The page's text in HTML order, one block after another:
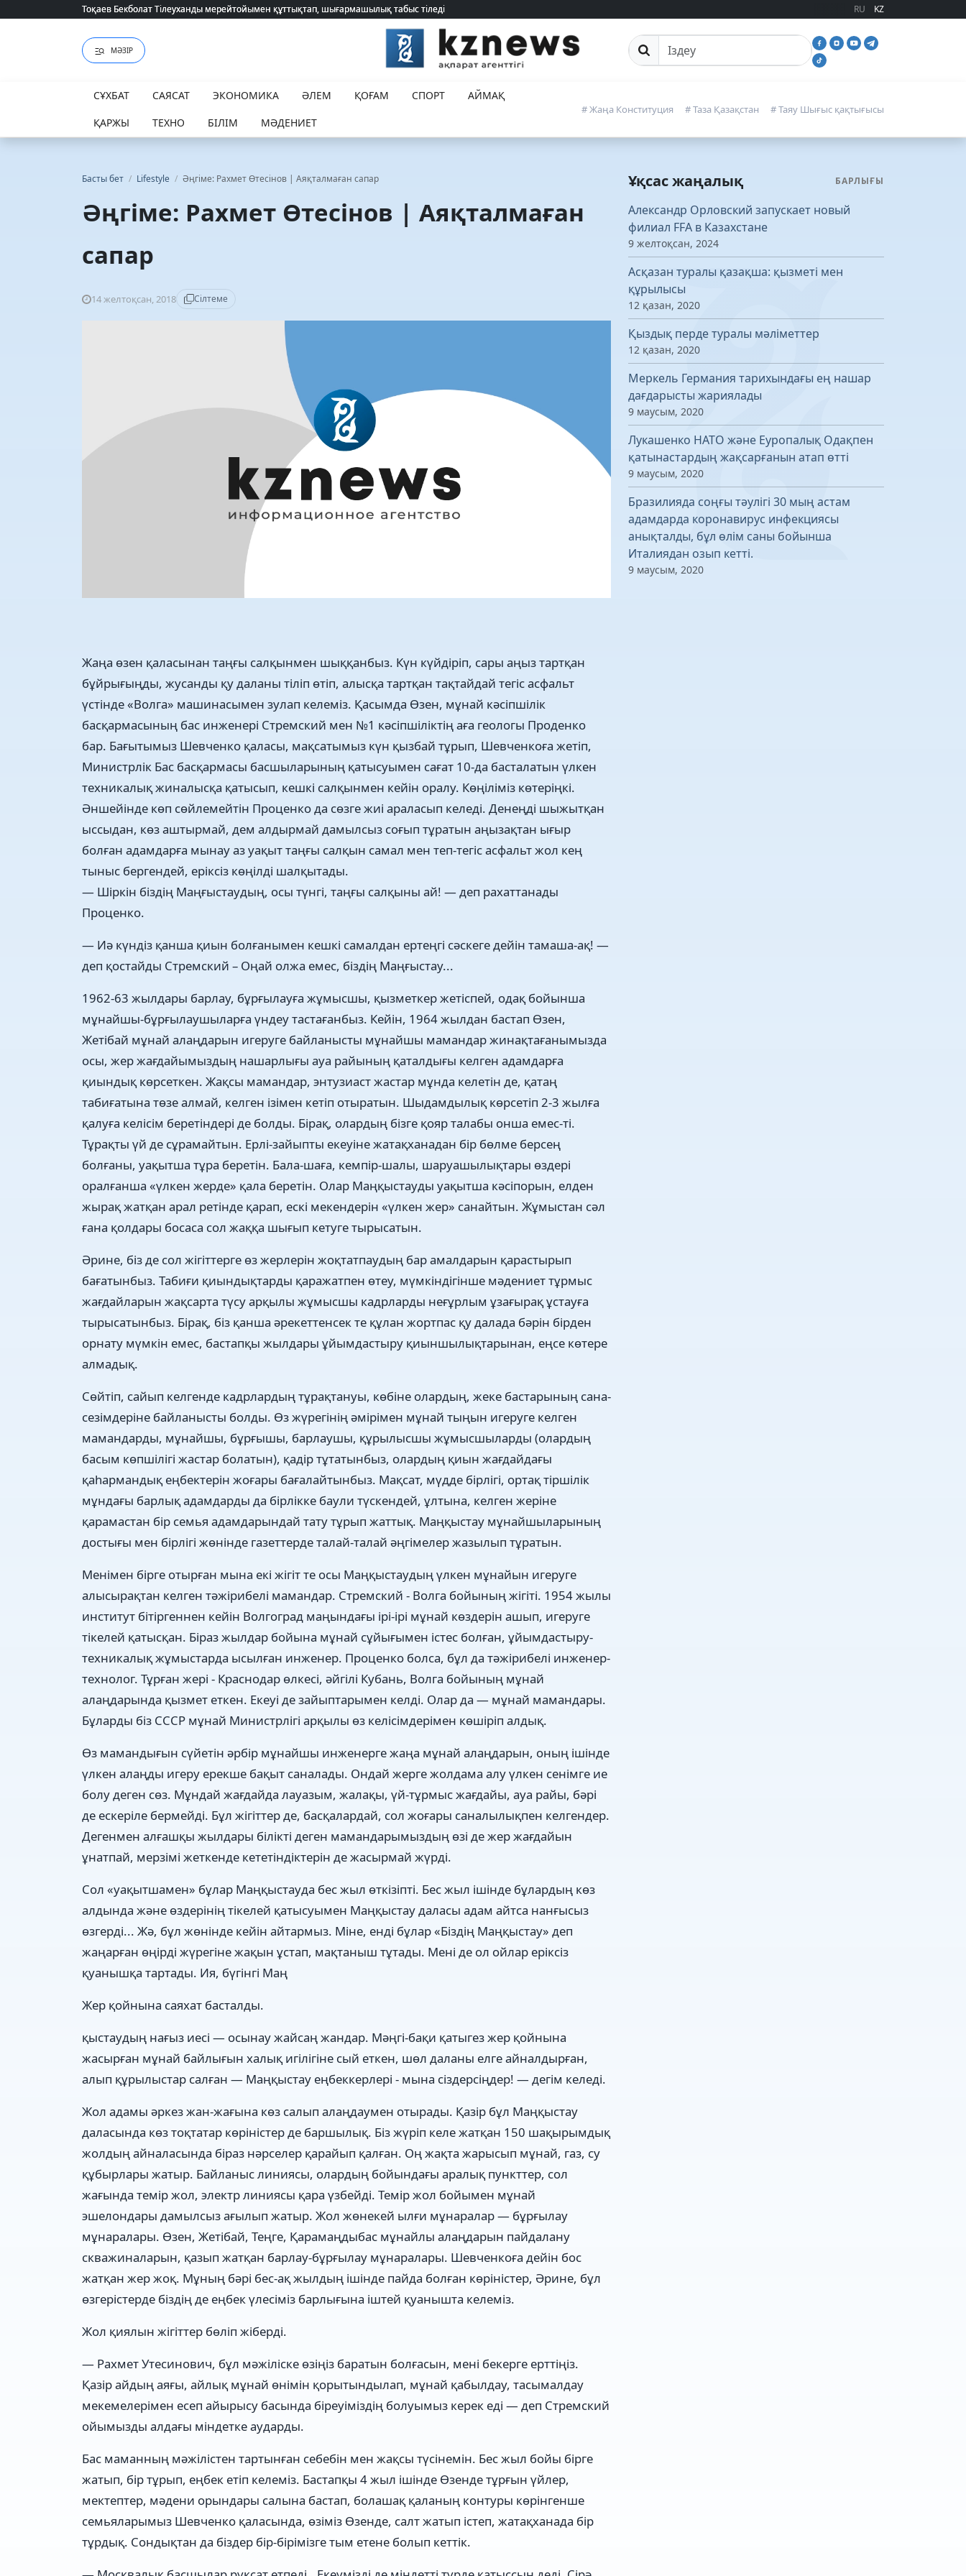
Тоқаев Бекболат Тілеуханды мерейтойымен құттықтап, шығармашылық табыс тіледі
Тоқаев Бекболат Тілеуханды мерейтойымен құттықтап, шығармашылық табыс тіледі RU KZ
МӘЗІР Сайттан іздеу
СҰХБАТ САЯСАТ ЭКОНОМИКА ӘЛЕМ ҚОҒАМ СПОРТ
АЙМАҚ
ҚАРЖЫ
ТЕХНО БІЛІМ МӘДЕНИЕТ
# Жаңа Конституция # Таза Қазақстан # Таяу Шығыс қақтығысы
Басты бет / Lifestyle / Әңгіме: Рахмет Өтесінов | Аяқталмаған сапар
Әңгіме: Рахмет Өтесінов | Аяқталмаған
сапар
14 желтоқсан, 2018 Сілтеме
Жаңа өзен қаласынан таңғы салқынмен шыққанбыз. Күн күйдіріп, сары аңыз тартқан
бұйрығыңды, жусанды қу даланы тіліп өтіп, алысқа тартқан тақтайдай тегіс асфальт
үстінде «Волга» машинасымен зулап келеміз. Қасымда Өзен, мұнай кәсіпшілік
басқармасының бас инженері Стремский мен №1 кәсіпшіліктің аға геологы Проденко
бар. Бағытымыз Шевченко қаласы, мақсатымыз күн қызбай тұрып, Шевченкоға жетіп,
Министрлік Бас басқармасы басшыларының қатысуымен сағат 10-да басталатын үлкен
техникалық жиналысқа қатысып, кешкі салқынмен кейін оралу. Көңіліміз көтеріңкі.
Әншейінде көп сөйлемейтін Проценко да сөзге жиі араласып келеді. Денеңді шыжытқан
ыссыдан, көз аштырмай, дем алдырмай дамылсыз соғып тұратын аңызақтан ығыр
болған адамдарға мынау аз уақыт таңғы салқын самал мен теп-тегіс асфальт жол кең
тыныс бергендей, еріксіз көңілді шалқытады.
— Шіркін біздің Маңғыстаудың, осы түнгі, таңғы салқыны ай! — деп рахаттанады
Проценко.
— Иә күндіз қанша қиын болғанымен кешкі самалдан ертеңгі сәскеге дейін тамаша-ақ! —
деп қостайды Стремский – Оңай олжа емес, біздің Маңғыстау...
1962-63 жылдары барлау, бұрғылауға жұмысшы, қызметкер жетіспей, одақ бойынша
мұнайшы-бұрғылаушыларға үндеу тастағанбыз. Кейін, 1964 жылдан бастап Өзен,
Жетібай мұнай алаңдарын игеруге байланысты мұнайшы мамандар жинақтағанымызда
осы, жер жағдайымыздың нашарлығы ауа райының қаталдығы келген адамдарға
қиындық көрсеткен. Жақсы мамандар, энтузиаст жастар мұнда келетін де, қатаң
табиғатына төзе алмай, келген ізімен кетіп отыратын. Шыдамдылық көрсетіп 2-3 жылға
қалуға келісім беретіндері де болды. Бірақ, олардың бізге қояр талабы онша емес-ті.
Тұрақты үй де сұрамайтын. Ерлі-зайыпты екеуіне жатақханадан бір бөлме берсең
болғаны, уақытша тұра беретін. Бала-шаға, кемпір-шалы, шаруашылықтары өздері
оралғанша «үлкен жерде» қала беретін. Олар Маңқыстауды уақытша кәсіпорын, елден
жырақ жатқан арал ретінде қарап, ескі мекендерін «үлкен жер» санайтын. Жұмыстан сәл
ғана қолдары босаса сол жаққа шығып кетуге тырысатын.
Әрине, біз де сол жігіттерге өз жерлерін жоқтатпаудың бар амалдарын қарастырып
бағатынбыз. Табиғи қиындықтарды қаражатпен өтеу, мүмкіндігінше мәдениет тұрмыс
жағдайларын жақсарта түсу арқылы жұмысшы кадрларды неғұрлым ұзағырақ ұстауға
тырысатынбыз. Бірақ, біз қанша әрекеттенсек те құлан жортпас қу далада бәрін бірден
орнату мүмкін емес, бастапқы жылдары ұйымдастыру қиыншылықтарынан, еңсе көтере
алмадық.
Сөйтіп, сайып келгенде кадрлардың тұрақтануы, көбіне олардың, жеке бастарының сана-
сезімдеріне байланысты болды. Өз жүрегінің әмірімен мұнай тыңын игеруге келген
мамандарды, мұнайшы, бұрғышы, барлаушы, құрылысшы жұмысшыларды (олардың
басым көпшілігі жастар болатын), қадір тұтатынбыз, олардың қиын жағдайдағы
қаһармандық еңбектерін жоғары бағалайтынбыз. Мақсат, мүдде бірлігі, ортақ тіршілік
мұндағы барлық адамдарды да бірлікке баули түскендей, ұлтына, келген жеріне
қарамастан бір семья адамдарындай тату тұрып жаттық. Маңқыстау мұнайшыларының
достығы мен бірлігі жөнінде газеттерде талай-талай әңгімелер жазылып тұратын.
Менімен бірге отырған мына екі жігіт те осы Маңқыстаудың үлкен мұнайын игеруге
алысырақтан келген тәжірибелі мамандар. Стремский - Волга бойының жігіті. 1954 жылы
институт бітіргеннен кейін Волгоград маңындағы ірі-ірі мұнай көздерін ашып, игеруге
тікелей қатысқан. Біраз жылдар бойына мұнай сұйығымен істес болған, ұйымдастыру-
техникалық жұмыстарда ысылған инженер. Проценко болса, бұл да тәжірибелі инженер-
технолог. Тұрған жері - Краснодар өлкесі, әйгілі Кубань, Волга бойының мұнай
алаңдарында қызмет еткен. Екеуі де зайыптарымен келді. Олар да — мұнай мамандары.
Бұларды біз СССР мұнай Министрлігі арқылы өз келісімдерімен көшіріп алдық.
Өз мамандығын сүйетін әрбір мұнайшы инженерге жаңа мұнай алаңдарын, оның ішінде
үлкен алаңды игеру ерекше бақыт саналады. Ондай жерге жолдама алу үлкен сенімге ие
болу деген сөз. Мұндай жағдайда лауазым, жалақы, үй-тұрмыс жағдайы, ауа райы, бәрі
де ескеріле бермейді. Бұл жігіттер де, басқалардай, сол жоғары саналылықпен келгендер.
Дегенмен алғашқы жылдары білікті деген мамандарымыздың өзі де жер жағдайын
ұнатпай, мерзімі жеткенде кететіндіктерін де жасырмай жүрді.
Сол «уақытшамен» бұлар Маңқыстауда бес жыл өткізіпті. Бес жыл ішінде бұлардың көз
алдында және өздерінің тікелей қатысуымен Маңқыстау даласы адам айтса нанғысыз
өзгерді... Жә, бұл жөнінде кейін айтармыз. Міне, енді бұлар «Біздің Маңқыстау» деп
жаңарған өңірді жүрегіне жақын ұстап, мақтаныш тұтады. Мені де ол ойлар еріксіз
қуанышқа тартады. Ия, бүгінгі Маң
Жер қойнына саяхат басталды.
қыстаудың нағыз иесі — осынау жайсаң жандар. Мәңгі-бақи қатыгез жер қойнына
жасырған мұнай байлығын халық игілігіне сый еткен, шөл даланы елге айналдырған,
алып құрылыстар салған — Маңқыстау еңбеккерлері - мына сіздерсіңдер! — дегім келеді.
Жол адамы әркез жан-жағына көз салып алаңдаумен отырады. Қазір бұл Маңқыстау
даласында көз тоқтатар көріністер де баршылық. Біз жүріп келе жатқан 150 шақырымдық
жолдың айналасында біраз нәрселер қарайып қалған. Оң жақта жарысып мұнай, газ, су
құбырлары жатыр. Байланыс линиясы, олардың бойындағы аралық пункттер, сол
жағында темір жол, электр линиясы қара үзбейді. Темір жол бойымен мұнай
эшелондары дамылсыз ағылып жатыр. Жол жөнекей ылғи мұнаралар — бұрғылау
мұнаралары. Өзен, Жетібай, Теңге, Қарамаңдыбас мұнайлы алаңдарын пайдалану
скважиналарын, қазып жатқан барлау-бұрғылау мұнаралары. Шевченкоғa дейін бос
жатқан жер жоқ. Мұның бәрі бес-ақ жылдың ішінде пайда болған көріністер, Әрине, бұл
өзгерістерде біздің де еңбек үлесіміз барлығына іштей қуанышта келеміз.
Жол қиялын жігіттер бөліп жіберді.
— Рахмет Утесинович, бұл мәжіліске өзіңіз баратын болғасын, мені бекерге ерттіңіз.
Қазір айдың аяғы, айлық мұнай өнімін қорытындылап, мұнай қабылдау, тасымалдау
мекемелерімен есеп айырысу басында біреуіміздің болуымыз керек еді — деп Стремский
ойымызды алдағы міндетке аударды.
Бас маманның мәжілістен тартынған себебін мен жақсы түсінемін. Бес жыл бойы бірге
жатып, бір тұрып, еңбек етіп келеміз. Бастапқы 4 жыл ішінде Өзенде тұрғын үйлер,
мектептер, мәдени орындары салына бастап, болашақ қаланың контуры көрінгенше
семьяларымыз Шевченко қаласында, өзіміз Өзенде, салт жатып істеп, жатақханада бір
тұрдық. Сондықтан да біздер бір-бірімізге тым етене болып кеттік.
Ұқсас жаңалық БАРЛЫҒЫ
Александр Орловский запускает новый
филиал FFA в Казахстане
9 желтоқсан, 2024
Асқазан туралы қазақша: қызметі мен
құрылысы
12 қазан, 2020
Қыздық перде туралы мәліметтер
12 қазан, 2020
Меркель Германия тарихындағы ең нашар
дағдарысты жариялады
9 маусым, 2020
Лукашенко НАТО және Еуропалық Одақпен
қатынастардың жақсарғанын атап өтті
9 маусым, 2020
Бразилияда соңғы тәулігі 30 мың астам
адамдарда коронавирус инфекциясы
анықталды, бұл өлім саны бойынша
Италиядан озып кетті.
9 маусым, 2020